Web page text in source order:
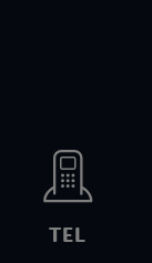
TEL